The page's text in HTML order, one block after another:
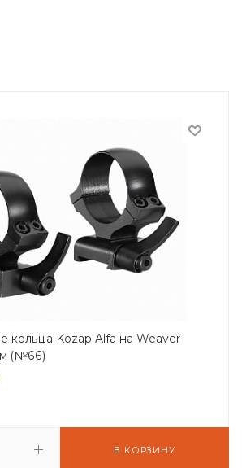
кольца Kozap Alfa на Weaver
(№66)
В КОРЗИНУ